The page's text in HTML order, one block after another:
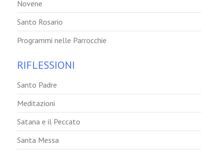
Novene
Santo Rosario
Programmi nelle Parrocchie
RIFLESSIONI
Santo Padre
Meditazioni
Satana e il Peccato
Santa Messa